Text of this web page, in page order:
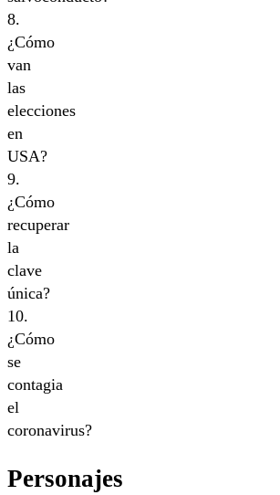
8.
¿Cómo
van
las
elecciones
en
USA?
9.
¿Cómo
recuperar
la
clave
única?
10.
¿Cómo
se
contagia
el
coronavirus?
Personajes